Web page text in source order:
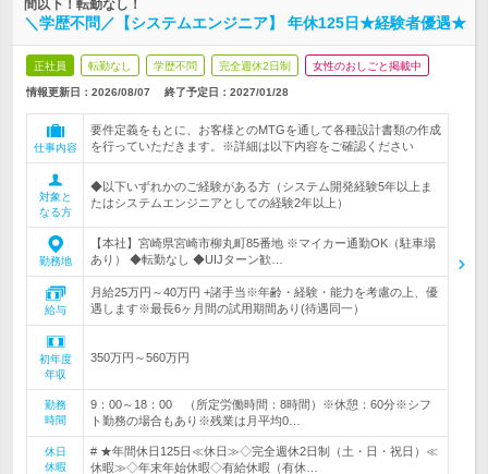
間以下！転勤なし！
＼学歴不問／【システムエンジニア】 年休125日★経験者優遇★
正社員 転勤なし 学歴不問 完全週休2日制 女性のおしごと掲載中
情報更新日：2026/08/07 終了予定日： 2027/01/28
仕事内容
要件定義をもとに、お客様とのMTGを通して各種設計書類の作成
を行っていただきます。※詳細は以下内容をご確認ください
対象と
なる方
◆以下いずれかのご経験がある方（システム開発経験5年以上ま
たはシステムエンジニアとしての経験2年以上）
勤務地
【本社】宮崎県宮崎市柳丸町85番地 ※マイカー通勤OK（駐車場
あり） ◆転勤なし ◆UIJターン歓…
給与
月給25万円～40万円 +諸手当※年齢・経験・能力を考慮の上、優
遇します※最長6ヶ月間の試用期間あり(待遇同一）
初年度
年収
350万円～560万円
勤務
時間
9：00～18：00 （所定労働時間：8時間）※休憩：60分※シフ
ト勤務の場合もあり※残業は月平均0…
休日
休暇
# ★年間休日125日≪休日≫◇完全週休2日制（土・日・祝日）≪
休暇≫◇年末年始休暇◇有給休暇（有休…